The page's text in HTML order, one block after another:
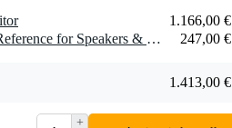
1.166,00 €
1 x Sonarworks SoundID Reference for Speakers & Headphones with mic (in scatola)
247,00 €
1.413,00 €
+